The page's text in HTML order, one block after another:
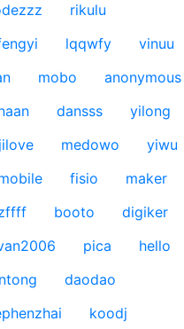
rikulu
lqqwfy
vinuu
mobo
anonymous
dansss
yilong
medowo
yiwu
fisio
maker
booto
digiker
pica
hello
daodao
koodj